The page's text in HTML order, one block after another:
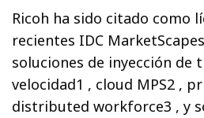
Ricoh ha sido citado como
recientes IDC
soluciones de inyección de
velocidad1 , cloud MPS2 ,
distributed workforce3 , y